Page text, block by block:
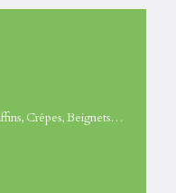
Crêpes, Beignets…